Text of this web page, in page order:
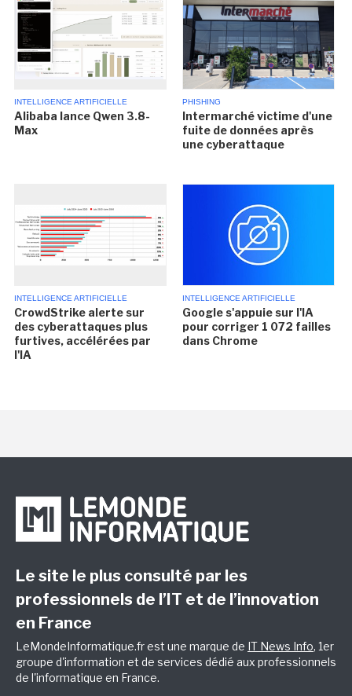
INTELLIGENCE ARTIFICIELLE
Alibaba lance Qwen 3.8-
Max
PHISHING
Intermarché victime d'une
fuite de données après
une cyberattaque
INTELLIGENCE ARTIFICIELLE
CrowdStrike alerte sur
des cyberattaques plus
furtives, accélérées par
l'IA
INTELLIGENCE ARTIFICIELLE
Google s'appuie sur l'IA
pour corriger 1 072 failles
dans Chrome
Le site le plus consulté par les
professionnels de l’IT et de l’innovation
en France
LeMondeInformatique.fr est une marque de IT News Info, 1er
groupe d'information et de services dédié aux professionnels
de l'informatique en France.